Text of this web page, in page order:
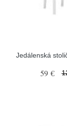
Jedálenská
59 €